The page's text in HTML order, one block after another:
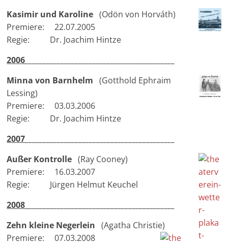
Kasimir und Karoline (Odön von Horváth)
Premiere: 22.07.2005
Regie: Dr. Joachim Hintze
2006
Minna von Barnhelm (Gotthold Ephraim
Lessing)
Premiere: 03.03.2006
Regie: Dr. Joachim Hintze
2007
Außer Kontrolle (Ray Cooney)
Premiere: 16.03.2007
Regie: Jürgen Helmut Keuchel
2008
Zehn kleine Negerlein (Agatha Christie)
Premiere: 07.03.2008